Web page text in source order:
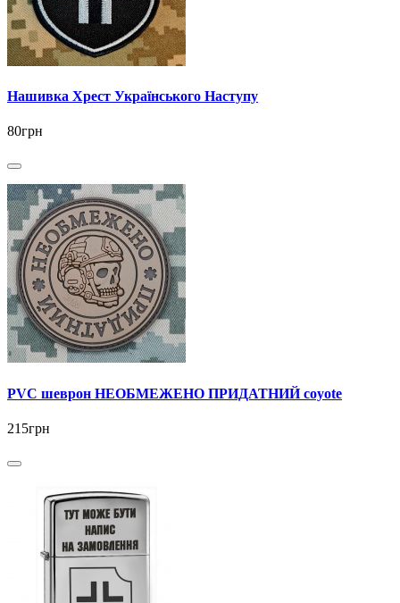
Нашивка Хрест Українського Наступу
80грн
PVC шеврон НЕОБМЕЖЕНО ПРИДАТНИЙ coyote
215грн